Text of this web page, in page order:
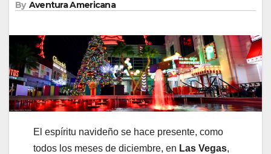
By Aventura Americana
El espíritu navideño se hace presente, como
todos los meses de diciembre, en Las Vegas,